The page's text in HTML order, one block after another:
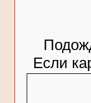
Если